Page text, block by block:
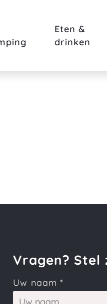
Eten &
drinken
Vragen? Stel
Uw naam*